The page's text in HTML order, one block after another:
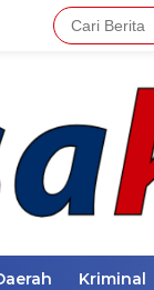
Kriminal